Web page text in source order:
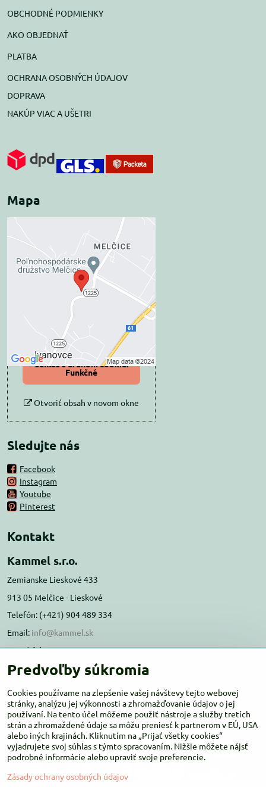
OBCHODNÉ PODMIENKY
AKO OBJEDNAŤ
PLATBA
OCHRANA OSOBNÝCH ÚDAJOV
DOPRAVA
NAKÚP VIAC A UŠETRI
Mapa
Externý obsah je
blokovaný Voľbami
súkromia
Prajete si načítať externý obsah?
Povoliť tentokrát
Povoliť a zapamätať -
súhlas s druhom cookie:
Funkčné
Otvoriť obsah v novom okne
Sledujte nás
Facebook
Instagram
Youtube
Pinterest
Kontakt
Kammel s.r.o.
Zemianske Lieskové 433
913 05 Melčice - Lieskové
Telefón: (+421) 904 489 334
Email: info@kammel.sk
Prevádzka:
Administratívna budova PD Melčice
Otváracie hodiny:PO-ŠT 8:00 - 16:00
PIA-NE Zatvorené
Predvoľby súkromia
Cookies používame na zlepšenie vašej návštevy tejto webovej
stránky, analýzu jej výkonnosti a zhromažďovanie údajov o jej
používaní. Na tento účel môžeme použiť nástroje a služby tretích
strán a zhromaždené údaje sa môžu preniesť k partnerom v EÚ, USA
alebo iných krajinách. Kliknutím na „Prijať všetky cookies“
vyjadrujete svoj súhlas s týmto spracovaním. Nižšie môžete nájsť
podrobné informácie alebo upraviť svoje preferencie.
Zásady ochrany osobných údajov